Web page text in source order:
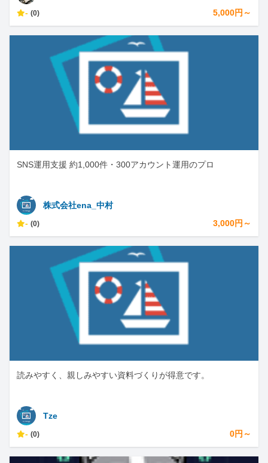
- (0) 5,000円～
SNS運用支援 約1,000件・300アカウント運用のプロ
株式会社ena_中村
- (0) 3,000円～
読みやすく、親しみやすい資料づくりが得意です。
Tze
- (0) 0円～